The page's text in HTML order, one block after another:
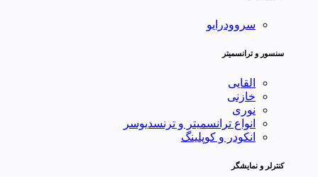
سروودرایو
سنسور و ترانسمیتر
القایی
خازنی
نوری
انواع ترانسمیتر و ترنسدیوسر
انکودر و کوپلینگ
کنترلر و نمایشگر